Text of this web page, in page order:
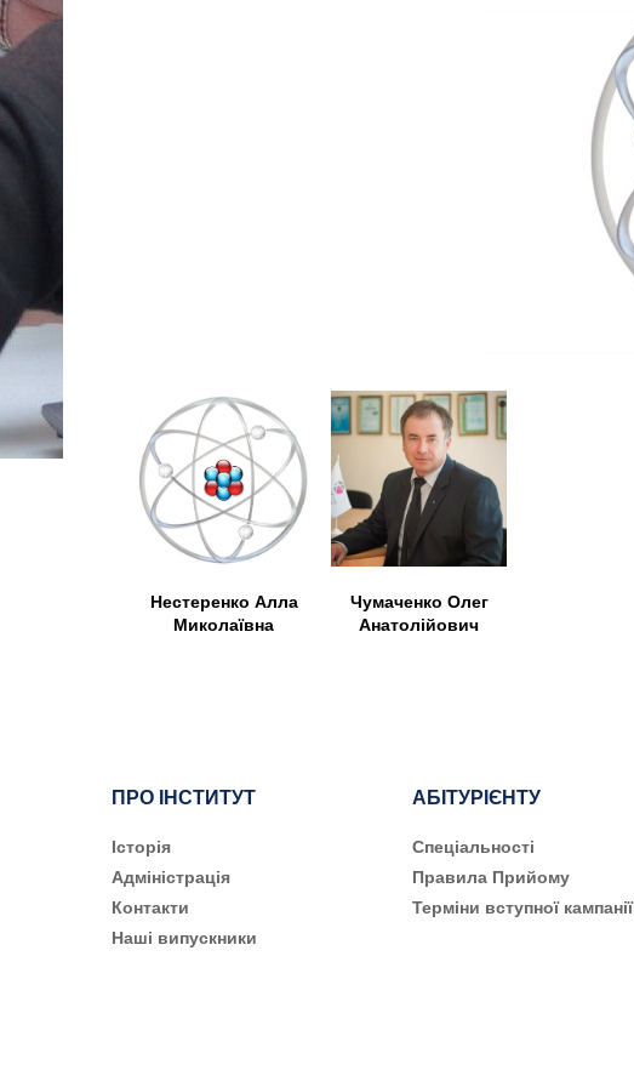
Нестеренко Алла
Миколаївна
Чумаченко Олег
Анатолійович
ПРО ІНСТИТУТ
Історія
Адміністрація
Контакти
Наші випускники
АБІТУРІЄНТУ
Cпеціальності
Правила Прийому
Терміни вступної кампанії